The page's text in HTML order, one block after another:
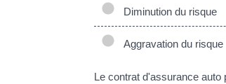
Diminution du risque
Aggravation du risque
Le contrat d'assurance auto